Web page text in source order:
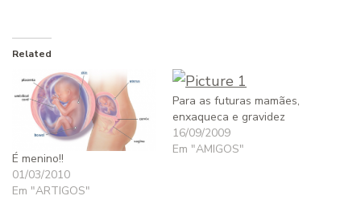
Related
É menino!!
01/03/2010
Em "ARTIGOS"
Para as futuras mamães,
enxaqueca e gravidez
16/09/2009
Em "AMIGOS"